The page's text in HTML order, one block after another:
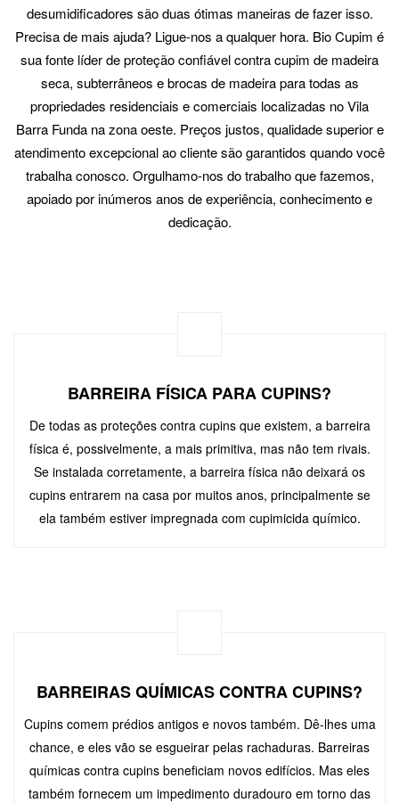
desumidificadores são duas ótimas maneiras de fazer isso.
Precisa de mais ajuda? Ligue-nos a qualquer hora. Bio Cupim é
sua fonte líder de proteção confiável contra cupim de madeira
seca, subterrâneos e brocas de madeira para todas as
propriedades residenciais e comerciais localizadas no Vila
Barra Funda na zona oeste. Preços justos, qualidade superior e
atendimento excepcional ao cliente são garantidos quando você
trabalha conosco. Orgulhamo-nos do trabalho que fazemos,
apoiado por inúmeros anos de experiência, conhecimento e
dedicação.
BARREIRA FÍSICA PARA CUPINS?
De todas as proteções contra cupins que existem, a barreira
física é, possivelmente, a mais primitiva, mas não tem rivais.
Se instalada corretamente, a barreira física não deixará os
cupins entrarem na casa por muitos anos, principalmente se
ela também estiver impregnada com cupimicida químico.
BARREIRAS QUÍMICAS CONTRA CUPINS?
Cupins comem prédios antigos e novos também. Dê-lhes uma
chance, e eles vão se esgueirar pelas rachaduras. Barreiras
químicas contra cupins beneficiam novos edifícios. Mas eles
também fornecem um impedimento duradouro em torno das